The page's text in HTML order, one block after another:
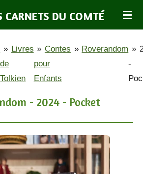
CARNETS DU COMTÉ
» Livres
de
Tolkien
» Contes
pour
Enfants
» Roverandom »
-
- 2024 - Pocket